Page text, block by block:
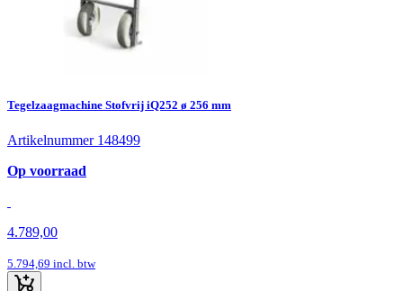
Tegelzaagmachine Stofvrij iQ252 ø 256 mm
Artikelnummer 148499
Op voorraad
4.789,00
5.794,69 incl. btw